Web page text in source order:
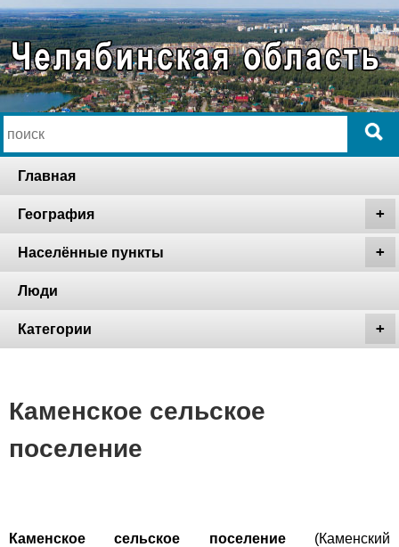
Главная
География
Населённые пункты
Люди
Категории
Каменское сельское
поселение
Каменское сельское поселение(Каменский